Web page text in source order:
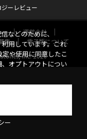
ーレビュー
運営会社
集
電子版について
Inc. 2026
などのために、
用しています。これ
や使用に同意したこ
オプトアウトについ
ー